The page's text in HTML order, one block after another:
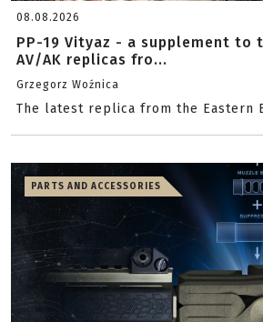
08.08.2026
PP-19 Vityaz - a supplement to
AV/AK replicas fro...
Grzegorz Woźnica
The latest replica from the Eastern
PARTS AND ACCESSORIES